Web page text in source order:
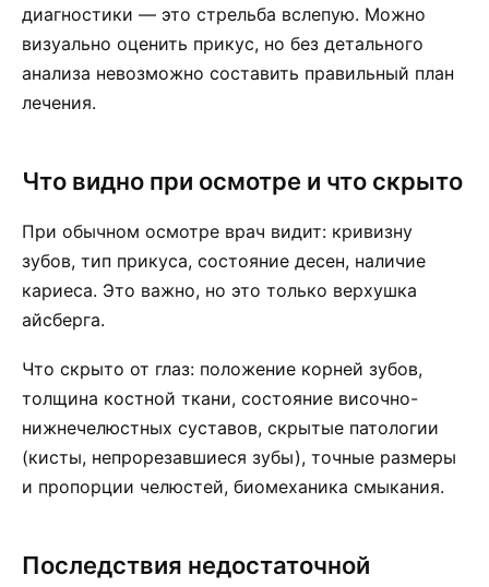
диагностики — это стрельба вслепую. Можно
визуально оценить прикус, но без детального
анализа невозможно составить правильный план
лечения.
Что видно при осмотре и что скрыто
При обычном осмотре врач видит: кривизну
зубов, тип прикуса, состояние десен, наличие
кариеса. Это важно, но это только верхушка
айсберга.
Что скрыто от глаз: положение корней зубов,
толщина костной ткани, состояние височно-
нижнечелюстных суставов, скрытые патологии
(кисты, непрорезавшиеся зубы), точные размеры
и пропорции челюстей, биомеханика смыкания.
Последствия недостаточной